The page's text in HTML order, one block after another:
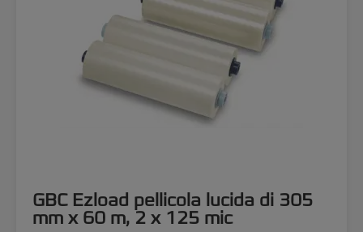
GBC Ezload pellicola lucida di 305
mm x 60 m, 2 x 125 mic